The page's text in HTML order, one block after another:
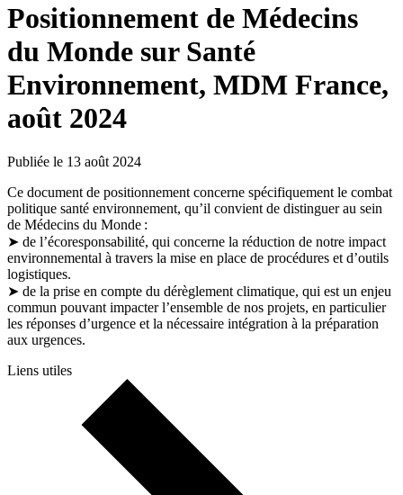
Positionnement de Médecins
du Monde sur Santé
Environnement, MDM France,
août 2024
Publiée le 13 août 2024
Ce document de positionnement concerne spécifiquement le combat
politique santé environnement, qu’il convient de distinguer au sein
de Médecins du Monde :
➤ de l’écoresponsabilité, qui concerne la réduction de notre impact
environnemental à travers la mise en place de procédures et d’outils
logistiques.
➤ de la prise en compte du dérèglement climatique, qui est un enjeu
commun pouvant impacter l’ensemble de nos projets, en particulier
les réponses d’urgence et la nécessaire intégration à la préparation
aux urgences.
Liens utiles